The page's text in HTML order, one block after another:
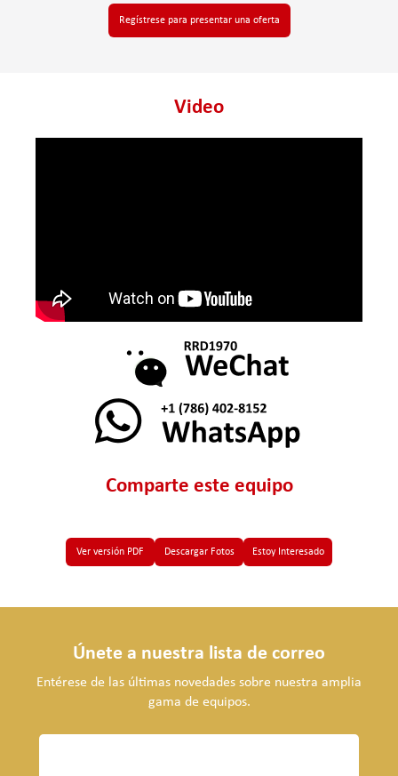
Regístrese para presentar una oferta
Video
Comparte este equipo
Ver versión PDF Descargar Fotos Estoy Interesado
Únete a nuestra lista de correo
Entérese de las últimas novedades sobre nuestra amplia
gama de equipos.